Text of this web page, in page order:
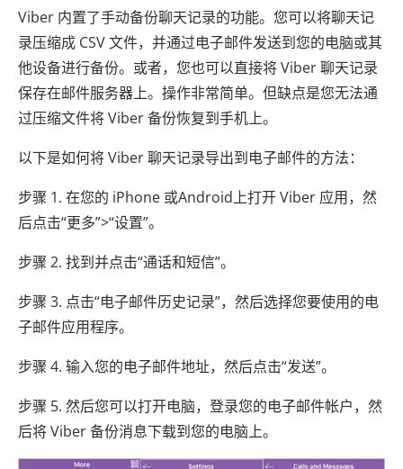
Viber 内置了手动备份聊天记录的功能。您可以将聊天记
录压缩成 CSV 文件，并通过电子邮件发送到您的电脑或其
他设备进行备份。或者，您也可以直接将 Viber 聊天记录
保存在邮件服务器上。操作非常简单。但缺点是您无法通
过压缩文件将 Viber 备份恢复到手机上。
以下是如何将 Viber 聊天记录导出到电子邮件的方法：
步骤 1. 在您的 iPhone 或Android上打开 Viber 应用，然
后点击“更多”>“设置”。
步骤 2. 找到并点击“通话和短信”。
步骤 3. 点击“电子邮件历史记录”，然后选择您要使用的电
子邮件应用程序。
步骤 4. 输入您的电子邮件地址，然后点击“发送”。
步骤 5. 然后您可以打开电脑，登录您的电子邮件帐户，然
后将 Viber 备份消息下载到您的电脑上。